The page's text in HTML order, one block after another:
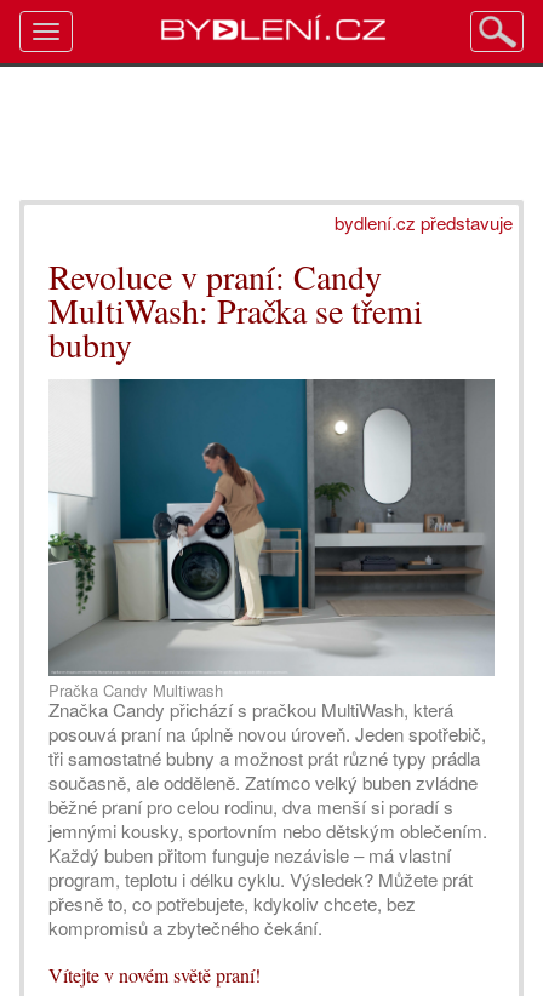
bydlení.cz představuje
Revoluce v praní: Candy
MultiWash: Pračka se třemi
bubny
Pračka Candy Multiwash
Značka Candy přichází s pračkou MultiWash, která
posouvá praní na úplně novou úroveň. Jeden spotřebič,
tři samostatné bubny a možnost prát různé typy prádla
současně, ale odděleně. Zatímco velký buben zvládne
běžné praní pro celou rodinu, dva menší si poradí s
jemnými kousky, sportovním nebo dětským oblečením.
Každý buben přitom funguje nezávisle – má vlastní
program, teplotu i délku cyklu. Výsledek? Můžete prát
přesně to, co potřebujete, kdykoliv chcete, bez
kompromisů a zbytečného čekání.
Vítejte v novém světě praní!
Toggle
navigation